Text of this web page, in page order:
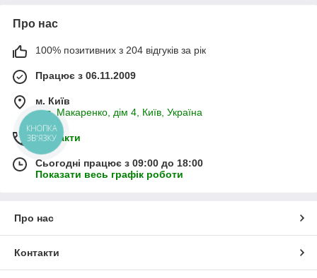
Про нас
100% позитивних з 204 відгуків за рік
Працює з 06.11.2009
м. Київ
вул. Макаренко, дім 4, Київ, Україна
Контакти
Сьогодні працює з 09:00 до 18:00
Показати весь графік роботи
Про нас
Контакти
КНОПКА
ЗВ'ЯЗКУ